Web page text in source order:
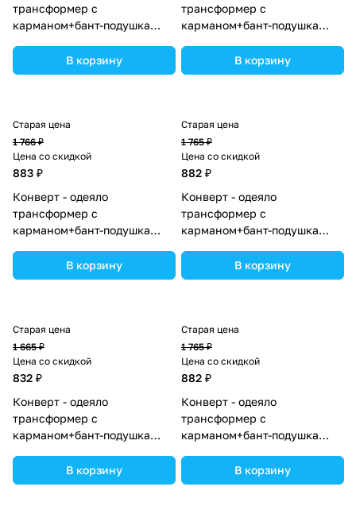
трансформер с
карманом+бант-подушка
(№7496-0-1_03) цвета в
ассортименте.
В корзину
трансформер с
карманом+бант-подушка
(№7499-0-1_02) цвета в
ассортименте.
В корзину
Старая цена
1 766 ₽
Цена со скидкой
883 ₽
Конверт - одеяло
трансформер с
карманом+бант-подушка
(№7498-0-1_06) цвета в
ассортименте.
В корзину
Старая цена
1 765 ₽
Цена со скидкой
882 ₽
Конверт - одеяло
трансформер с
карманом+бант-подушка
(№7496-0-1_13) цвета в
ассортименте.
В корзину
Старая цена
1 665 ₽
Цена со скидкой
832 ₽
Конверт - одеяло
трансформер с
карманом+бант-подушка
(№7499-0-1) цвета в
ассортименте.
В корзину
Старая цена
1 765 ₽
Цена со скидкой
882 ₽
Конверт - одеяло
трансформер с
карманом+бант-подушка
(№7496-0-1_09) цвета в
ассортименте.
В корзину